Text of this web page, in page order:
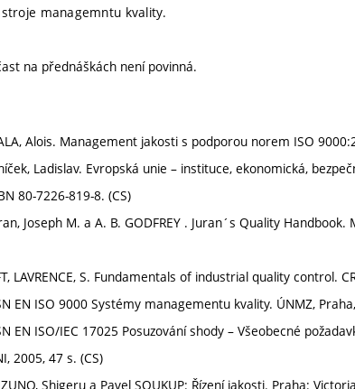
managemntu kvality.
na přednáškách není povinná.
Alois. Management jakosti s podporou norem ISO
Ladislav. Evropská unie – instituce, ekonomická,
80-7226-819-8. (CS)
Joseph M. a A. B. GODFREY . Juran´s Quality
LAVRENCE, S. Fundamentals of industrial quality control.
EN ISO 9000 Systémy managementu kvality. ÚNMZ,
EN ISO/IEC 17025 Posuzování shody – Všeobecné
2005, 47 s. (CS)
Shigeru a Pavel SOUKUP: Řízení jakosti. Praha: